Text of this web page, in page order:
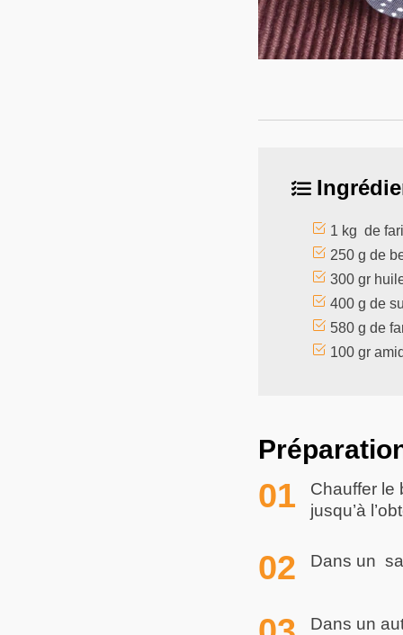
1 kg de
250 g de
300 gr
400 g de
580 g de
100 gr
Chauffer le
jusqu’à
Dans un
Dans un